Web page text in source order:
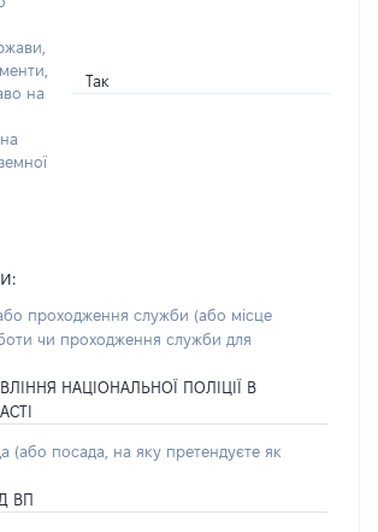
на
Так
проходження служби (або місце
чи проходження служби для
НАЦІОНАЛЬНОЇ ПОЛІЦІЇ В
(або посада, на яку претендуєте як
ВП